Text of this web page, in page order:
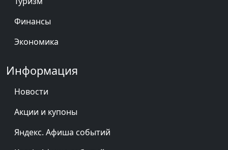
Финансы
Экономика
Информация
Новости
Акции и купоны
Яндекс. Афиша событий